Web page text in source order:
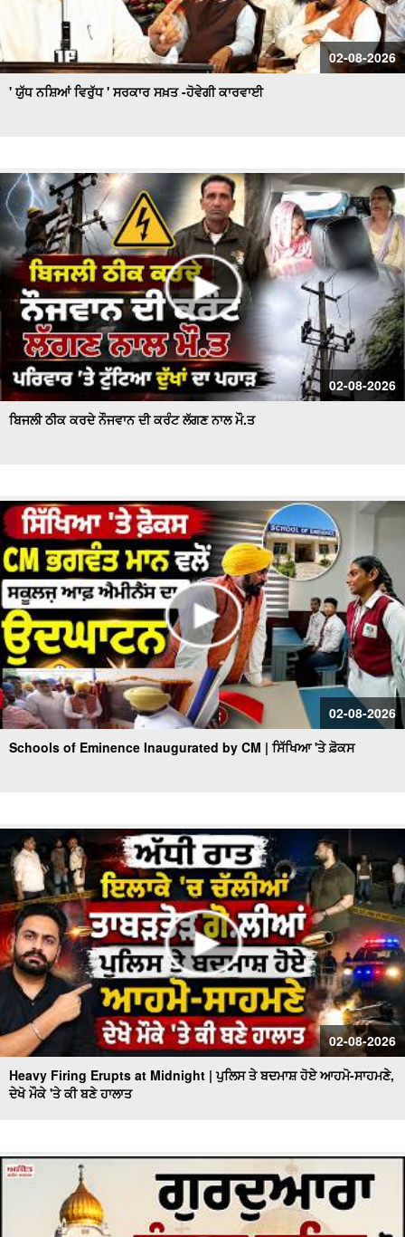
02-08-2026
' ਯੁੱਧ ਨਸ਼ਿਆਂ ਵਿਰੁੱਧ ' ਸਰਕਾਰ ਸਖ਼ਤ -ਹੋਵੇਗੀ ਕਾਰਵਾਈ
02-08-2026
ਬਿਜਲੀ ਠੀਕ ਕਰਦੇ ਨੌਜਵਾਨ ਦੀ ਕਰੰਟ ਲੱਗਣ ਨਾਲ ਮੌ.ਤ
02-08-2026
Schools of Eminence Inaugurated by CM | ਸਿੱਖਿਆ 'ਤੇ ਫ਼ੋਕਸ
02-08-2026
Heavy Firing Erupts at Midnight | ਪੁਲਿਸ ਤੇ ਬਦਮਾਸ਼ ਹੋਏ ਆਹਮੋ-ਸਾਹਮਣੇ,
ਦੇਖੋ ਮੌਕੇ 'ਤੇ ਕੀ ਬਣੇ ਹਾਲਾਤ